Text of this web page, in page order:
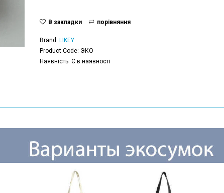
В закладки порівняння
Brand: LIKEY
Product Code: ЭКО
Наявність: Є в наявності